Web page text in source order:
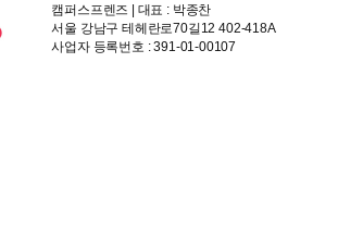
캠퍼스프렌즈 | 대표 : 박종찬
서울 강남구 테헤란로70길12 402-418A
사업자 등록번호 : 391-01-00107